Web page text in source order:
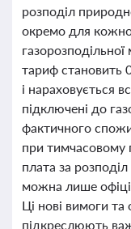
розподіл
окремо для
тариф становить
і нараховується
підключені до
фактичного
при тимчасовому
плата за
можна лише
Ці нові вимоги та
підкреслюють